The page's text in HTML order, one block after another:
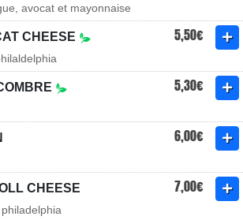
avocat et mayonnaise
CHEESE 5,50€
5,30€
6,00€
CHEESE 7,00€